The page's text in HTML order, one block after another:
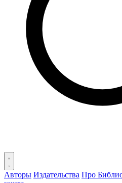
Авторы Издательства Про